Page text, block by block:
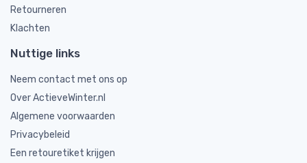
Retourneren
Klachten
Nuttige links
Neem contact met ons op
Over ActieveWinter.nl
Algemene voorwaarden
Privacybeleid
Een retouretiket krijgen